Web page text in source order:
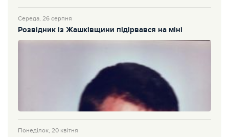
Середа, 26 серпня
Розвідник із Жашківщини підірвався на міні
Понеділок, 20 квітня